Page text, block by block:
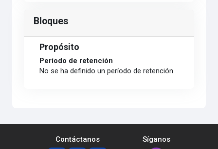
Bloques
Propósito
Período de retención
No se ha definido un período de retención
Contáctanos Síganos